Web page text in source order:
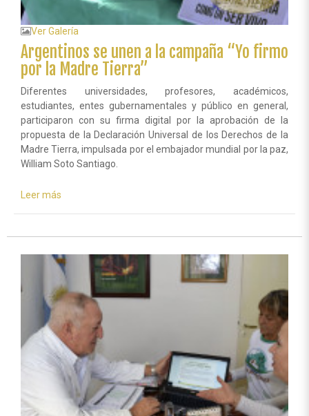
Ver Galería
Argentinos se unen a la campaña “Yo firmo
por la Madre Tierra”
Diferentes universidades, profesores, académicos,
estudiantes, entes gubernamentales y público en general,
participaron con su firma digital por la aprobación de la
propuesta de la Declaración Universal de los Derechos de la
Madre Tierra, impulsada por el embajador mundial por la paz,
William Soto Santiago.
Leer más
la
campaña
firmo
por
la
Madre
Tierra”